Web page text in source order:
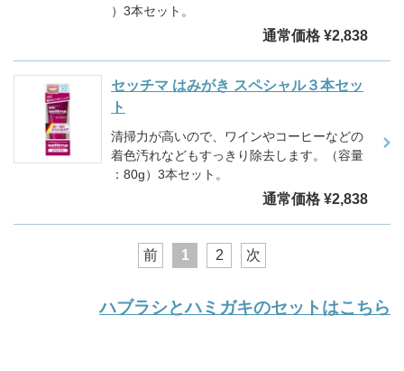
）3本セット。
通常価格 ¥2,838
セッチマ はみがき スペシャル３本セッ
ト
清掃力が高いので、ワインやコーヒーなどの
着色汚れなどもすっきり除去します。（容量
：80g）3本セット。
通常価格 ¥2,838
前 1 2 次
ハブラシとハミガキのセットはこちら